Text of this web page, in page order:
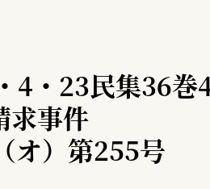
4・23民集36巻
求事件
オ）第255号